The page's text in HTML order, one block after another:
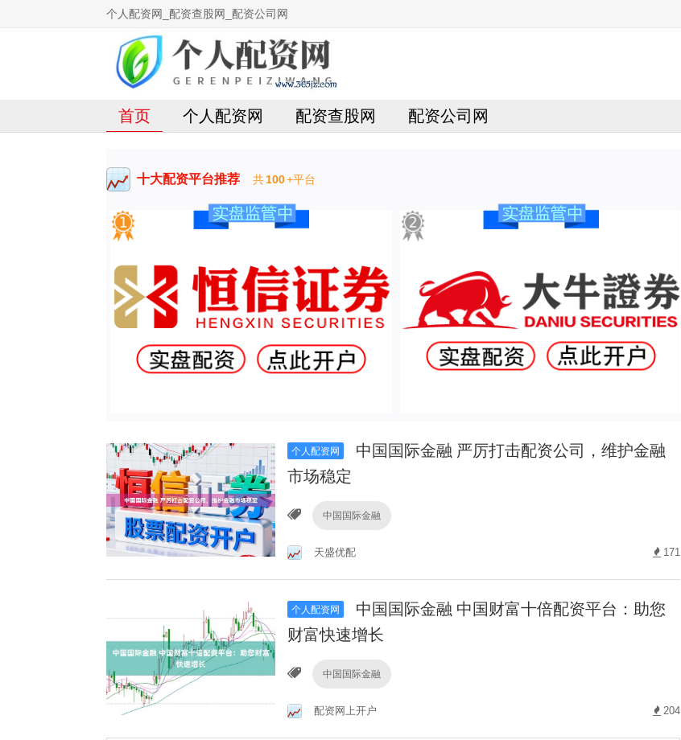
个人配资网_配资查股网_配资公司网
首页 个人配资网 配资查股网 配资公司网
十大配资平台推荐 共100+平台
个人配资网
中国国际金融 严厉打击配资公司，维护金融
市场稳定
中国国际金融
天盛优配 171
个人配资网
中国国际金融 中国财富十倍配资平台：助您
财富快速增长
中国国际金融
配资网上开户 204